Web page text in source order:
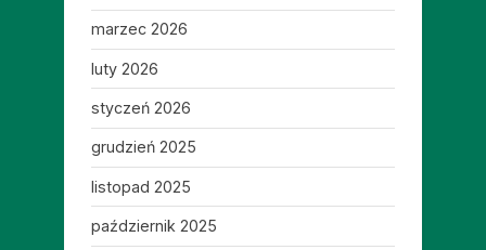
marzec 2026
luty 2026
styczeń 2026
grudzień 2025
listopad 2025
październik 2025